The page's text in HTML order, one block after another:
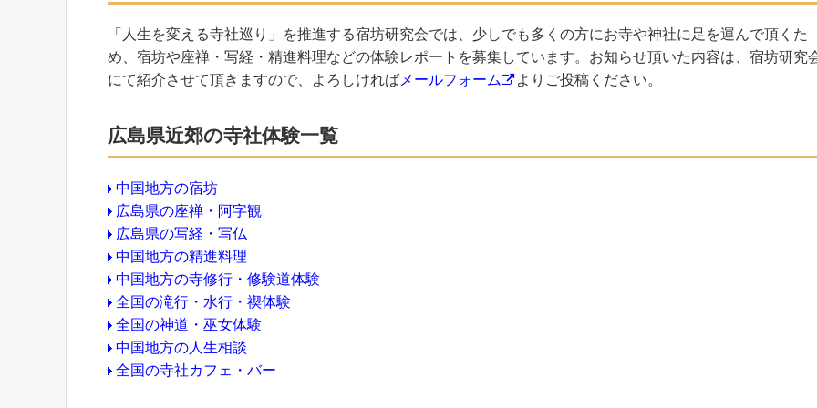
「人生を変える寺社巡り」を推進する宿坊研究会では、少しでも多くの方にお寺や神社に足を運んで頂くた
め、宿坊や座禅・写経・精進料理などの体験レポートを募集しています。お知らせ頂いた内容は、宿坊研究
にて紹介させて頂きますので、よろしければ メールフォーム よりご投稿ください。
広島県近郊の寺社体験一覧
中国地方の宿坊
広島県の座禅・阿字観
広島県の写経・写仏
中国地方の精進料理
中国地方の寺修行・修験道体験
全国の滝行・水行・禊体験
全国の神道・巫女体験
中国地方の人生相談
全国の寺社カフェ・バー